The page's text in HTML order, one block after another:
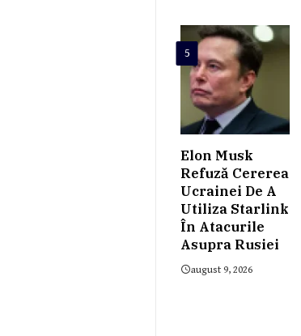
5
Elon Musk
Refuză Cererea
Ucrainei De A
Utiliza Starlink
În Atacurile
Asupra Rusiei
august 9, 2026